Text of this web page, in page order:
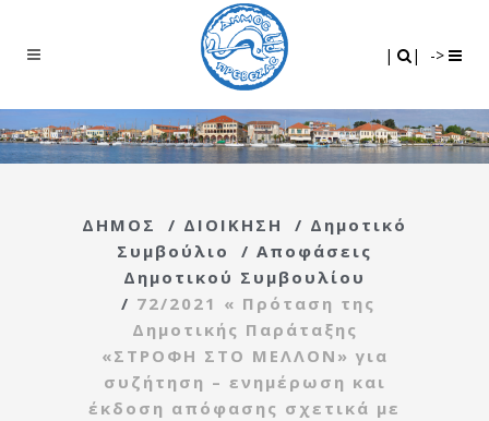
| | ->
ΔΗΜΟΣ / ΔΙΟΙΚΗΣΗ / Δημοτικό
Συμβούλιο
/ Αποφάσεις
Δημοτικού Συμβουλίου
/ 72/2021 « Πρόταση της
Δημοτικής Παράταξης
«ΣΤΡΟΦΗ ΣΤΟ ΜΕΛΛΟΝ» για
συζήτηση – ενημέρωση και
έκδοση απόφασης σχετικά με